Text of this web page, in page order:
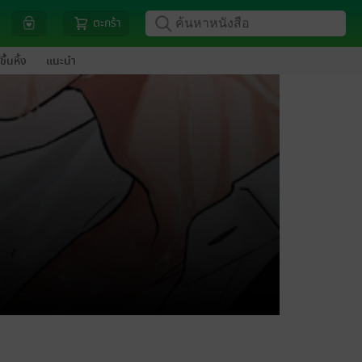
ตะกร้า
นหิ้ง แนะนำ